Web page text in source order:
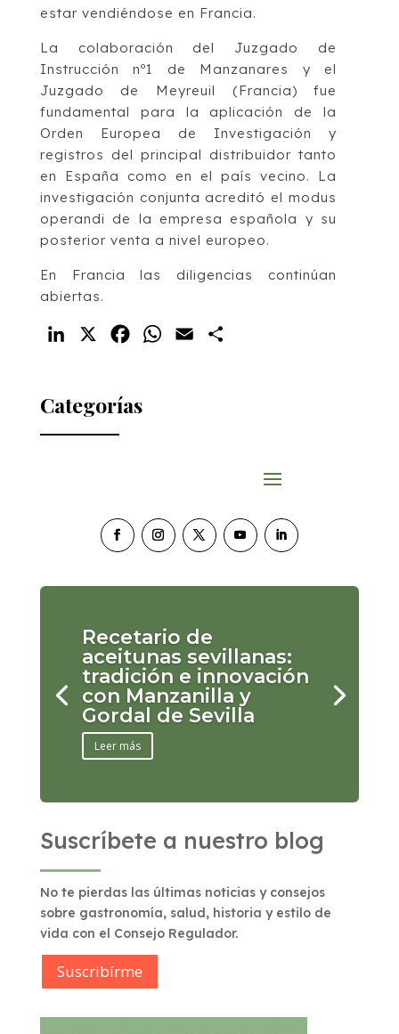
estar vendiéndose en Francia.
La colaboración del Juzgado de
Instrucción nº1 de Manzanares y el
Juzgado de Meyreuil (Francia) fue
fundamental para la aplicación de la
Orden Europea de Investigación y
registros del principal distribuidor tanto
en España como en el país vecino. La
investigación conjunta acreditó el modus
operandi de la empresa española y su
posterior venta a nivel europeo.
En Francia las diligencias continúan
abiertas.
LinkedIn FacebookWhatsApp
Email
Categorías
Recetario de
aceitunas sevillanas:
tradición e innovación
con Manzanilla y
Gordal de Sevilla
Leer más
Suscríbete a nuestro blog
No te pierdas las últimas noticias y consejos
sobre gastronomía, salud, historia y estilo de
vida con el Consejo Regulador.
Suscribírme